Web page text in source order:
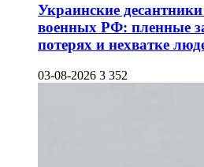
Украинские
военных РФ: пленные
потерях и нехватке
03-08-2026 3 352